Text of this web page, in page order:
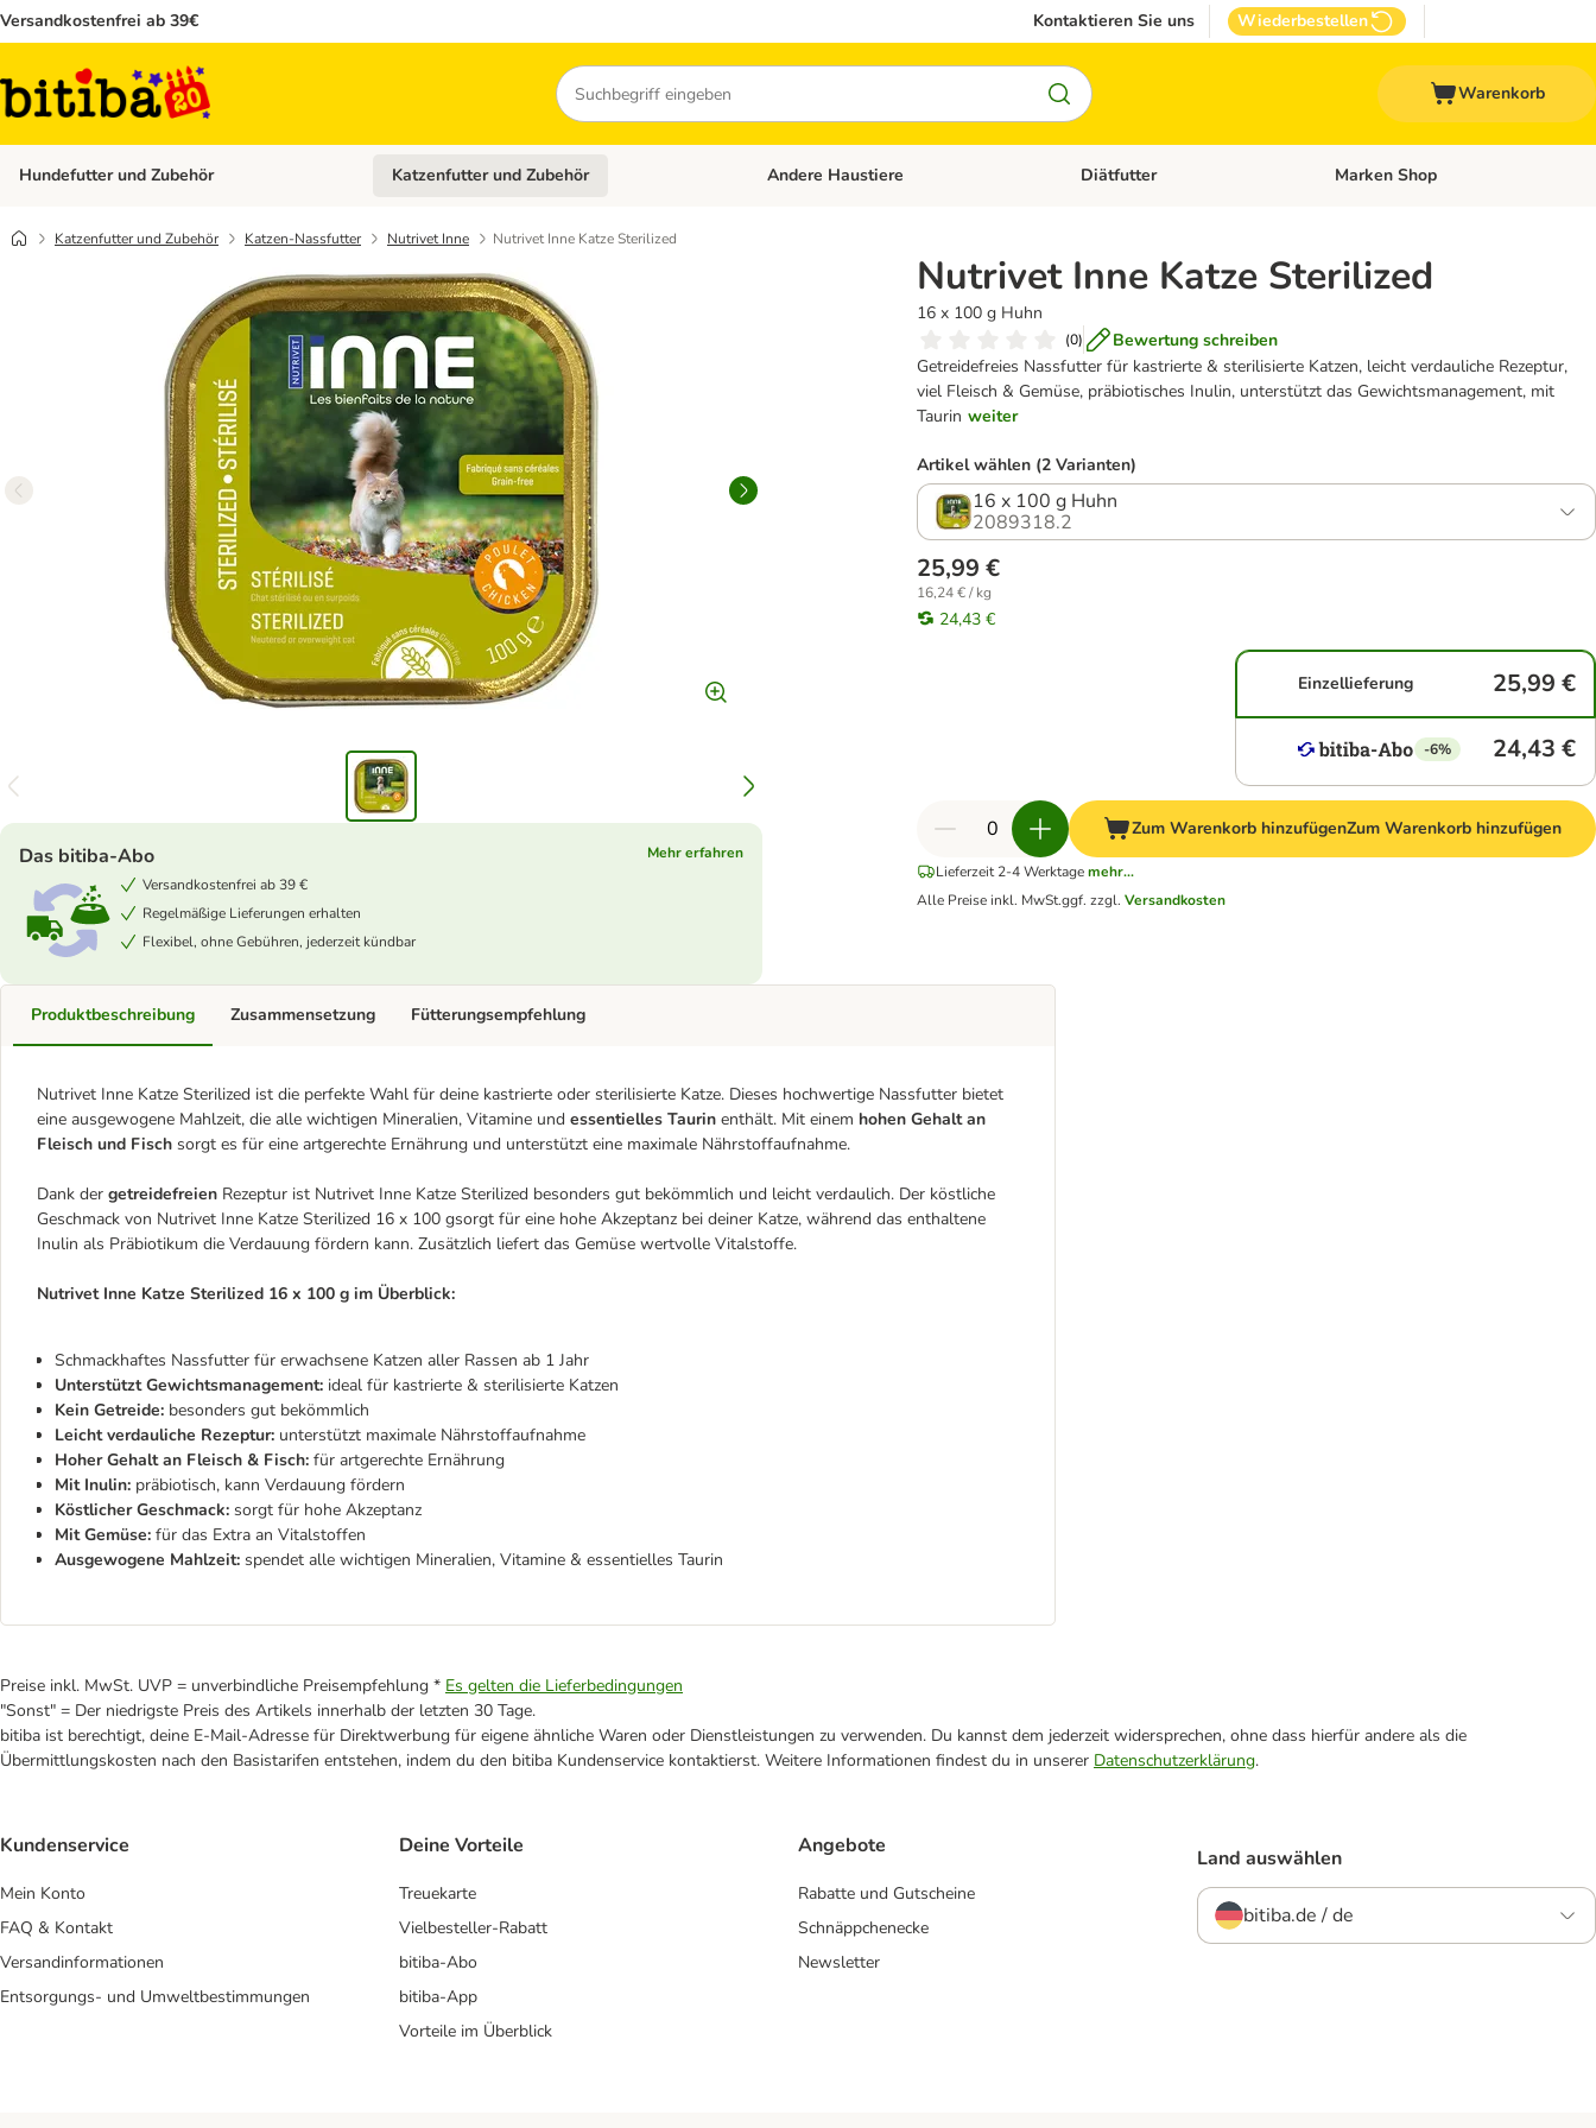
Versandkostenfrei ab 39€ Kontaktieren Sie uns Wiederbestellen
Suchen
Warenkorb
Hundefutter und Zubehör Kategorie-Menü öffnen: Hundefutter und Zubehör
Katzenfutter und Zubehör Kategorie-Menü öffnen: Katzenfutter und Zubehör
Andere Haustiere Kategorie-Menü öffnen: Andere Haustiere
Diätfutter Kategorie-Menü öffnen: Diätfutter
Marken Shop
Katzenfutter und Zubehör Katzen-Nassfutter Nutrivet Inne Nutrivet Inne Katze Sterilized
Nutrivet Inne Katze Sterilized
16 x 100 g Huhn
(0)
Bewertung schreiben
Getreidefreies Nassfutter für kastrierte & sterilisierte Katzen, leicht verdauliche Rezeptur,
viel Fleisch & Gemüse, präbiotisches Inulin, unterstützt das Gewichtsmanagement, mit
Taurin weiter
Das bitiba-Abo
Mehr erfahren
Versandkostenfrei ab 39 €
Regelmäßige Lieferungen erhalten
Flexibel, ohne Gebühren, jederzeit kündbar
Artikel wählen (2 Varianten)
16 x 100 g Huhn
2089318.2
25,99 €
16,24 € / kg
24,43 €
Einzellieferung 25,99 €
-6% 24,43 €
Zum Warenkorb hinzufügenZum Warenkorb hinzufügen
Lieferzeit 2-4 Werktage mehr...
Alle Preise inkl. MwSt.ggf. zzgl.Versandkosten
Produktbeschreibung
Nutrivet Inne Katze Sterilized ist die perfekte Wahl für deine kastrierte oder sterilisierte Katze. Dieses hochwertige Nassfutter bietet
eine ausgewogene Mahlzeit, die alle wichtigen Mineralien, Vitamine und essentielles Taurin enthält. Mit einem hohen Gehalt an
Fleisch und Fisch sorgt es für eine artgerechte Ernährung und unterstützt eine maximale Nährstoffaufnahme.
Dank der getreidefreien Rezeptur ist Nutrivet Inne Katze Sterilized besonders gut bekömmlich und leicht verdaulich. Der köstliche
Geschmack von Nutrivet Inne Katze Sterilized 16 x 100 gsorgt für eine hohe Akzeptanz bei deiner Katze, während das enthaltene
Inulin als Präbiotikum die Verdauung fördern kann. Zusätzlich liefert das Gemüse wertvolle Vitalstoffe.
Nutrivet Inne Katze Sterilized 16 x 100 g im Überblick:
Schmackhaftes Nassfutter für erwachsene Katzen aller Rassen ab 1 Jahr
Unterstützt Gewichtsmanagement: ideal für kastrierte & sterilisierte Katzen
Kein Getreide: besonders gut bekömmlich
Leicht verdauliche Rezeptur: unterstützt maximale Nährstoffaufnahme
Hoher Gehalt an Fleisch & Fisch: für artgerechte Ernährung
Mit Inulin: präbiotisch, kann Verdauung fördern
Köstlicher Geschmack: sorgt für hohe Akzeptanz
Mit Gemüse: für das Extra an Vitalstoffen
Ausgewogene Mahlzeit: spendet alle wichtigen Mineralien, Vitamine & essentielles Taurin
Zusammensetzung Fütterungsempfehlung
Preise inkl. MwSt. UVP = unverbindliche Preisempfehlung * Es gelten die Lieferbedingungen
"Sonst" = Der niedrigste Preis des Artikels innerhalb der letzten 30 Tage.
bitiba ist berechtigt, deine E-Mail-Adresse für Direktwerbung für eigene ähnliche Waren oder Dienstleistungen zu verwenden. Du kannst dem jederzeit widersprechen, ohne dass hierfür andere als die
Übermittlungskosten nach den Basistarifen entstehen, indem du den bitiba Kundenservice kontaktierst. Weitere Informationen findest du in unserer Datenschutzerklärung.
Kundenservice
Mein Konto
FAQ & Kontakt
Versandinformationen
Entsorgungs- und Umweltbestimmungen
Deine Vorteile
Treuekarte
Vielbesteller-Rabatt
bitiba-Abo
bitiba-App
Vorteile im Überblick
Angebote
Rabatte und Gutscheine
Schnäppchenecke
Newsletter
Land auswählen
bitiba.de / de